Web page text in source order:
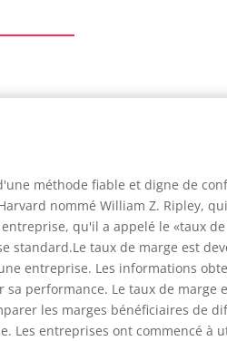
méthode fiable et digne de
nommé William Z. Ripley,
qu'il a appelé le «taux
standard.Le taux de marge est
entreprise. Les informations
performance. Le taux de marge
les marges bénéficiaires de
Les entreprises ont commencé à